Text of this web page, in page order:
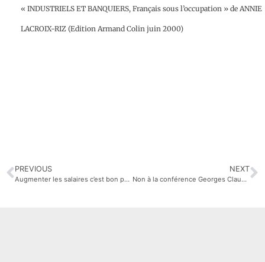
« INDUSTRIELS ET BANQUIERS, Français sous l’occupation » de ANNIE
LACROIX-RIZ (Edition Armand Colin juin 2000)
PREVIOUS
Augmenter les salaires c’est bon pour le pouvoir d’achat et la Sécurité Sociale
NEXT
Non à la conférence Georges Claude à #Jarrie @GrenobleAlpes ‏